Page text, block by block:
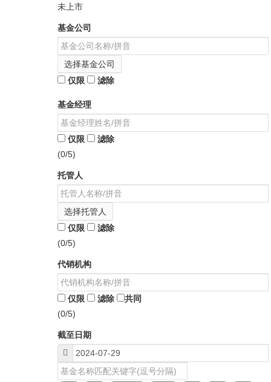
未上市
基金公司
选择基金公司
仅限
滤除
基金经理
仅限
滤除
(0/5)
托管人
选择托管人
仅限
滤除
(0/5)
代销机构
仅限 滤除
共同
(0/5)
截至日期